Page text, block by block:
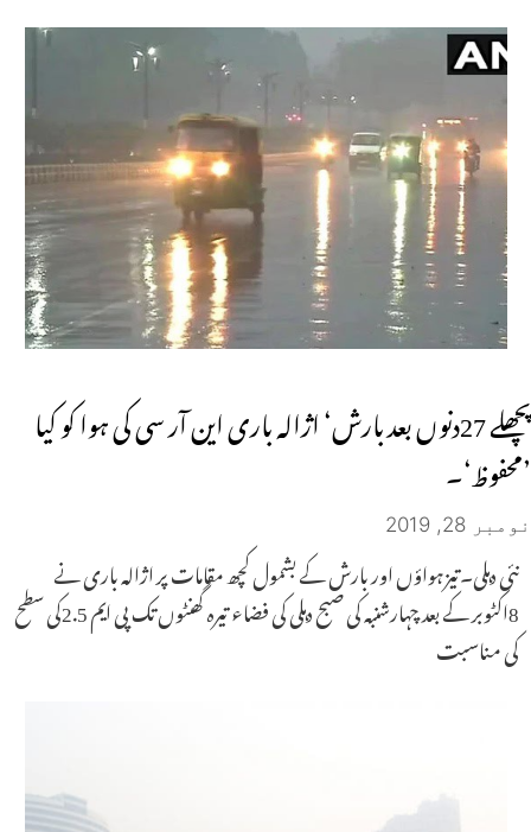
پچھلے 27دنوں بعد بارش‘ اژالہ باری این آر سی کی ہوا کو کیا
’محفوظ‘۔
نومبر 28, 2019
نئی دہلی۔تیزہواؤں اور بارش کے بشمول کچھ مقامات پر اژالہ باری نے
8اکٹوبر کے بعد چہارشنبہ کی صبح دہلی کی فضاء تیرہ گھنٹوں تک پی ایم 2.5کی سطح
کی مناسبت